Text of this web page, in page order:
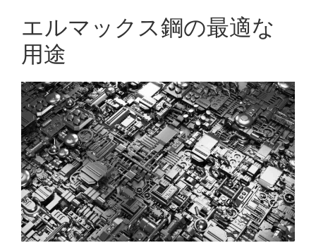
エルマックス鋼の最適な
用途